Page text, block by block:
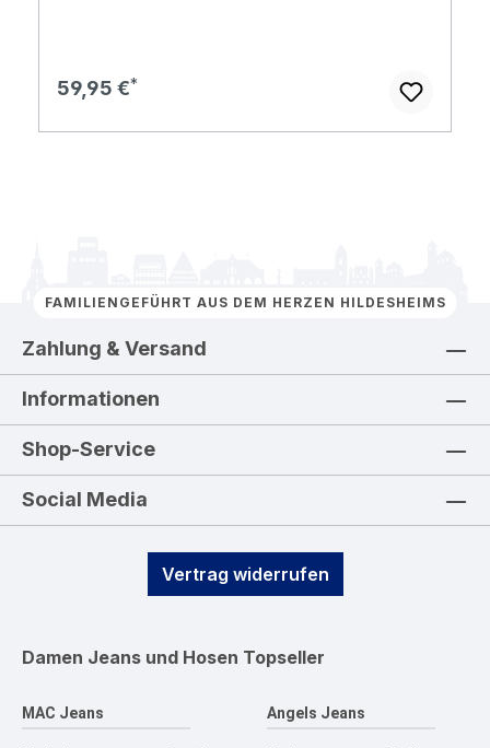
Regulärer Preis:
59,95 €
FAMILIENGEFÜHRT AUS DEM HERZEN HILDESHEIMS
Zahlung & Versand
Informationen
Shop-Service
Social Media
Vertrag widerrufen
Damen Jeans und Hosen Topseller
MAC Jeans Angels Jeans